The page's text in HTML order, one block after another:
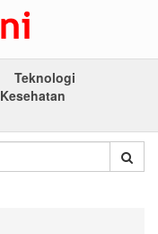
Teknologi
Kesehatan